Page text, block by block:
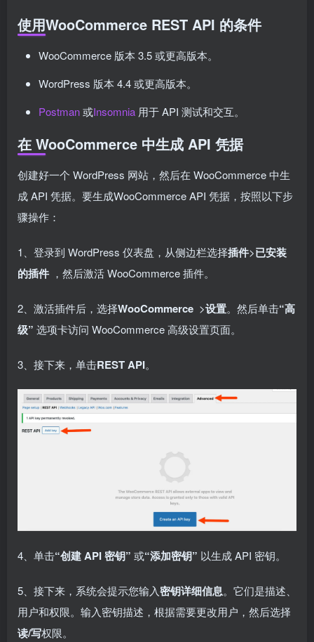
使用WooCommerce REST API 的条件
WooCommerce 版本 3.5 或更高版本。
WordPress 版本 4.4 或更高版本。
Postman或Insomnia 用于 API 测试和交互。
在 WooCommerce 中生成 API 凭据
创建好一个 WordPress 网站，然后在 WooCommerce 中生
成 API 凭据。要生成WooCommerce API 凭据，按照以下步
骤操作：
1、登录到 WordPress 仪表盘，从侧边栏选择插件>已安装
的插件 ，然后激活 WooCommerce 插件。
2、激活插件后，选择WooCommerce >设置。然后单击“高
级” 选项卡访问 WooCommerce 高级设置页面。
3、接下来，单击REST API。
4、单击“创建 API 密钥” 或“添加密钥” 以生成 API 密钥。
5、接下来，系统会提示您输入密钥详细信息。它们是描述、
用户和权限。输入密钥描述，根据需要更改用户，然后选择
读/写权限。